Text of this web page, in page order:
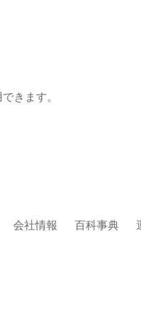
きます。
会社情報 百科事典